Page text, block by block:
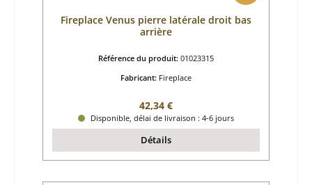
Fireplace Venus pierre latérale droit bas
arrière
Référence du produit: 01023315
Fabricant: Fireplace
Prix régulier :
42,34 €
Disponible, délai de livraison : 4-6 jours
Détails